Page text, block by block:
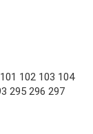
102 103 104
295 296 297